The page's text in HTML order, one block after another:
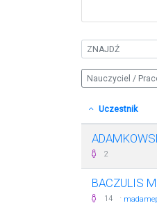
Nauczyciel /
Uczestnik
2
BACZULIS
14 ·